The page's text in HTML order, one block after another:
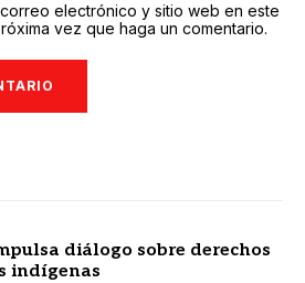
electrónico y sitio web en este
vez que haga un comentario.
diálogo sobre derechos
indígenas